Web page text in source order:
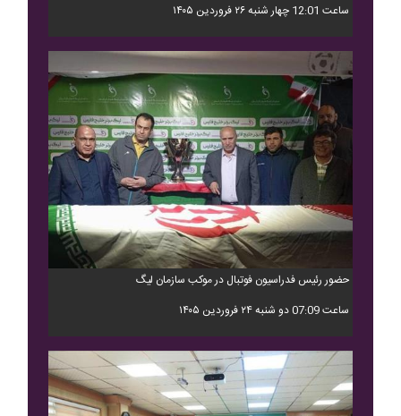
ساعت 12:01 چهار شنبه ۲۶ فروردین ۱۴۰۵
حضور رئیس فدراسیون فوتبال در موکب سازمان لیگ
ساعت 07:09 دو شنبه ۲۴ فروردین ۱۴۰۵